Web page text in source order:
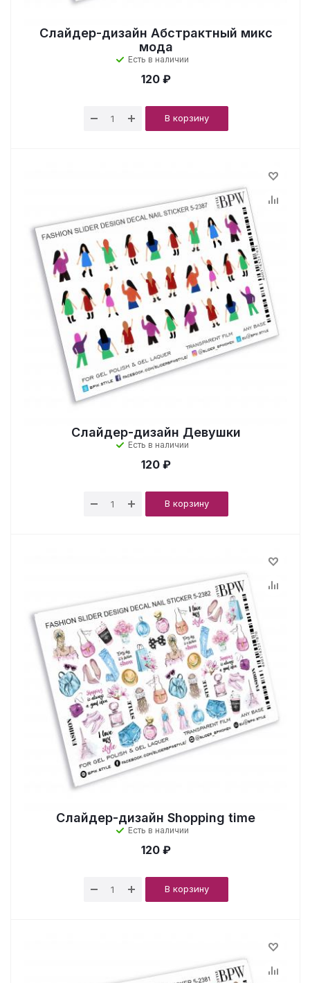
Слайдер-дизайн Абстрактный микс
мода
Есть в наличии
120 ₽
В корзину
Слайдер-дизайн Девушки
Есть в наличии
120 ₽
В корзину
Слайдер-дизайн Shopping time
Есть в наличии
120 ₽
В корзину